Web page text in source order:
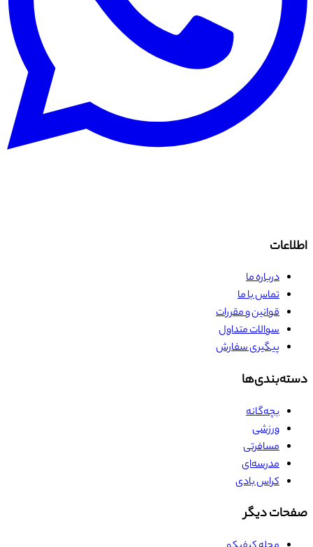
اطلاعات
درباره ما
تماس با ما
قوانین و مقررات
سوالات متداول
پیگیری سفارش
دسته‌بندی‌ها
بچه‌گانه
ورزشی
مسافرتی
مدرسه‌ای
کراس بادی
صفحات دیگر